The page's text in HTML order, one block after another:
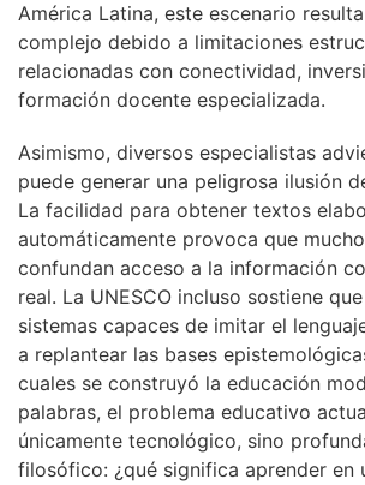
América Latina, este escenario
complejo debido a limitaciones
relacionadas con conectividad,
formación docente especializada.
Asimismo, diversos especialistas
puede generar una peligrosa ilusión
La facilidad para obtener textos
automáticamente provoca que
confundan acceso a la información
real. La UNESCO incluso sostiene
sistemas capaces de imitar el
a replantear las bases
cuales se construyó la educación
palabras, el problema educativo
únicamente tecnológico, sino
filosófico: ¿qué significa aprender en